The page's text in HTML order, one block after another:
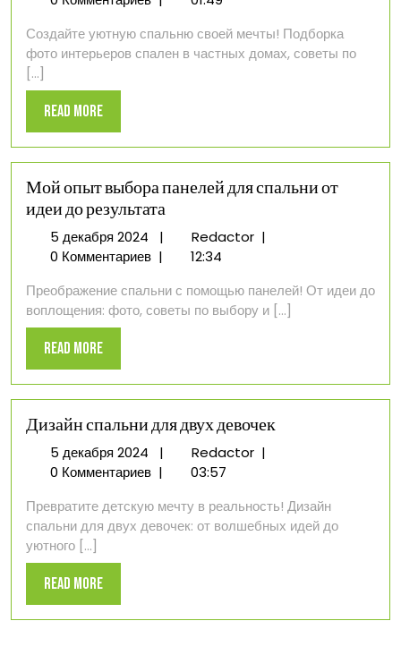
для
частного
Создайте уютную спальню своей мечты! Подборка
фото интерьеров спален в частных домах, советы по
[...]
Read MoreRead
More
Мой опыт выбора панелей для спальни от
идеи до результата
5 декабря 20245
декабря
| RedactorМой
панелей
для
|
0 Комментариев |
12:34
Преображение спальни с помощью панелей! От идеи до
воплощения: фото, советы по выбору и [...]
Read MoreRead
More
Дизайн спальни для двух девочек
5 декабря 20245
декабря
| RedactorДизайн
двух
девочек
|
0 Комментариев |
03:57
Превратите детскую мечту в реальность! Дизайн
спальни для двух девочек: от волшебных идей до
уютного [...]
Read MoreRead
More